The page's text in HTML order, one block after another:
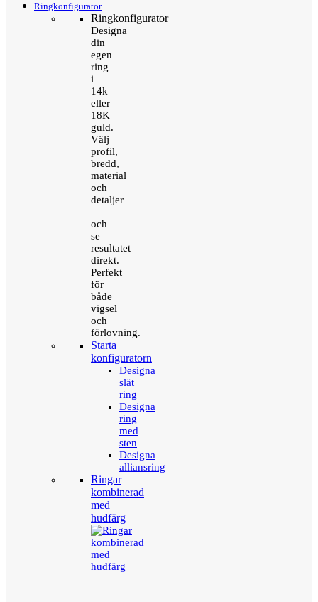
Ringkonfigurator
Ringkonfigurator
Designa
din
egen
ring
i
14k
eller
18K
guld.
Välj
profil,
bredd,
material
och
detaljer
–
och
se
resultatet
direkt.
Perfekt
för
både
vigsel
och
förlovning.
Starta
konfiguratorn
Designa
slät
ring
Designa
ring
med
sten
Designa
alliansring
Ringar
kombinerad
med
hudfärg